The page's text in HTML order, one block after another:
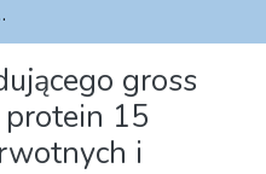
ogniskach raka piersi
gross
15
i